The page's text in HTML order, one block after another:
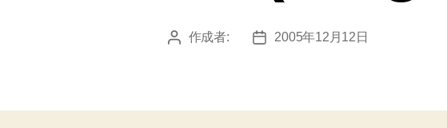
投 作成者:
投
2005年12月12日